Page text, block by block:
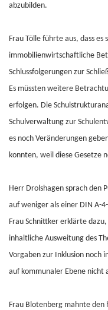
abzubilden.
Frau Tölle führte aus, dass
immobilienwirtschaftliche
Schlussfolgerungen zur
Es müssten weitere
erfolgen. Die
Schulverwaltung zur
es noch Veränderungen
konnten, weil diese Gesetze
Herr Drolshagen sprach den
auf weniger als einer DIN A-
Frau Schnittker erklärte
inhaltliche Ausweitung des
Vorgaben zur Inklusion noch
auf kommunaler Ebene nicht
Frau Blotenberg mahnte den